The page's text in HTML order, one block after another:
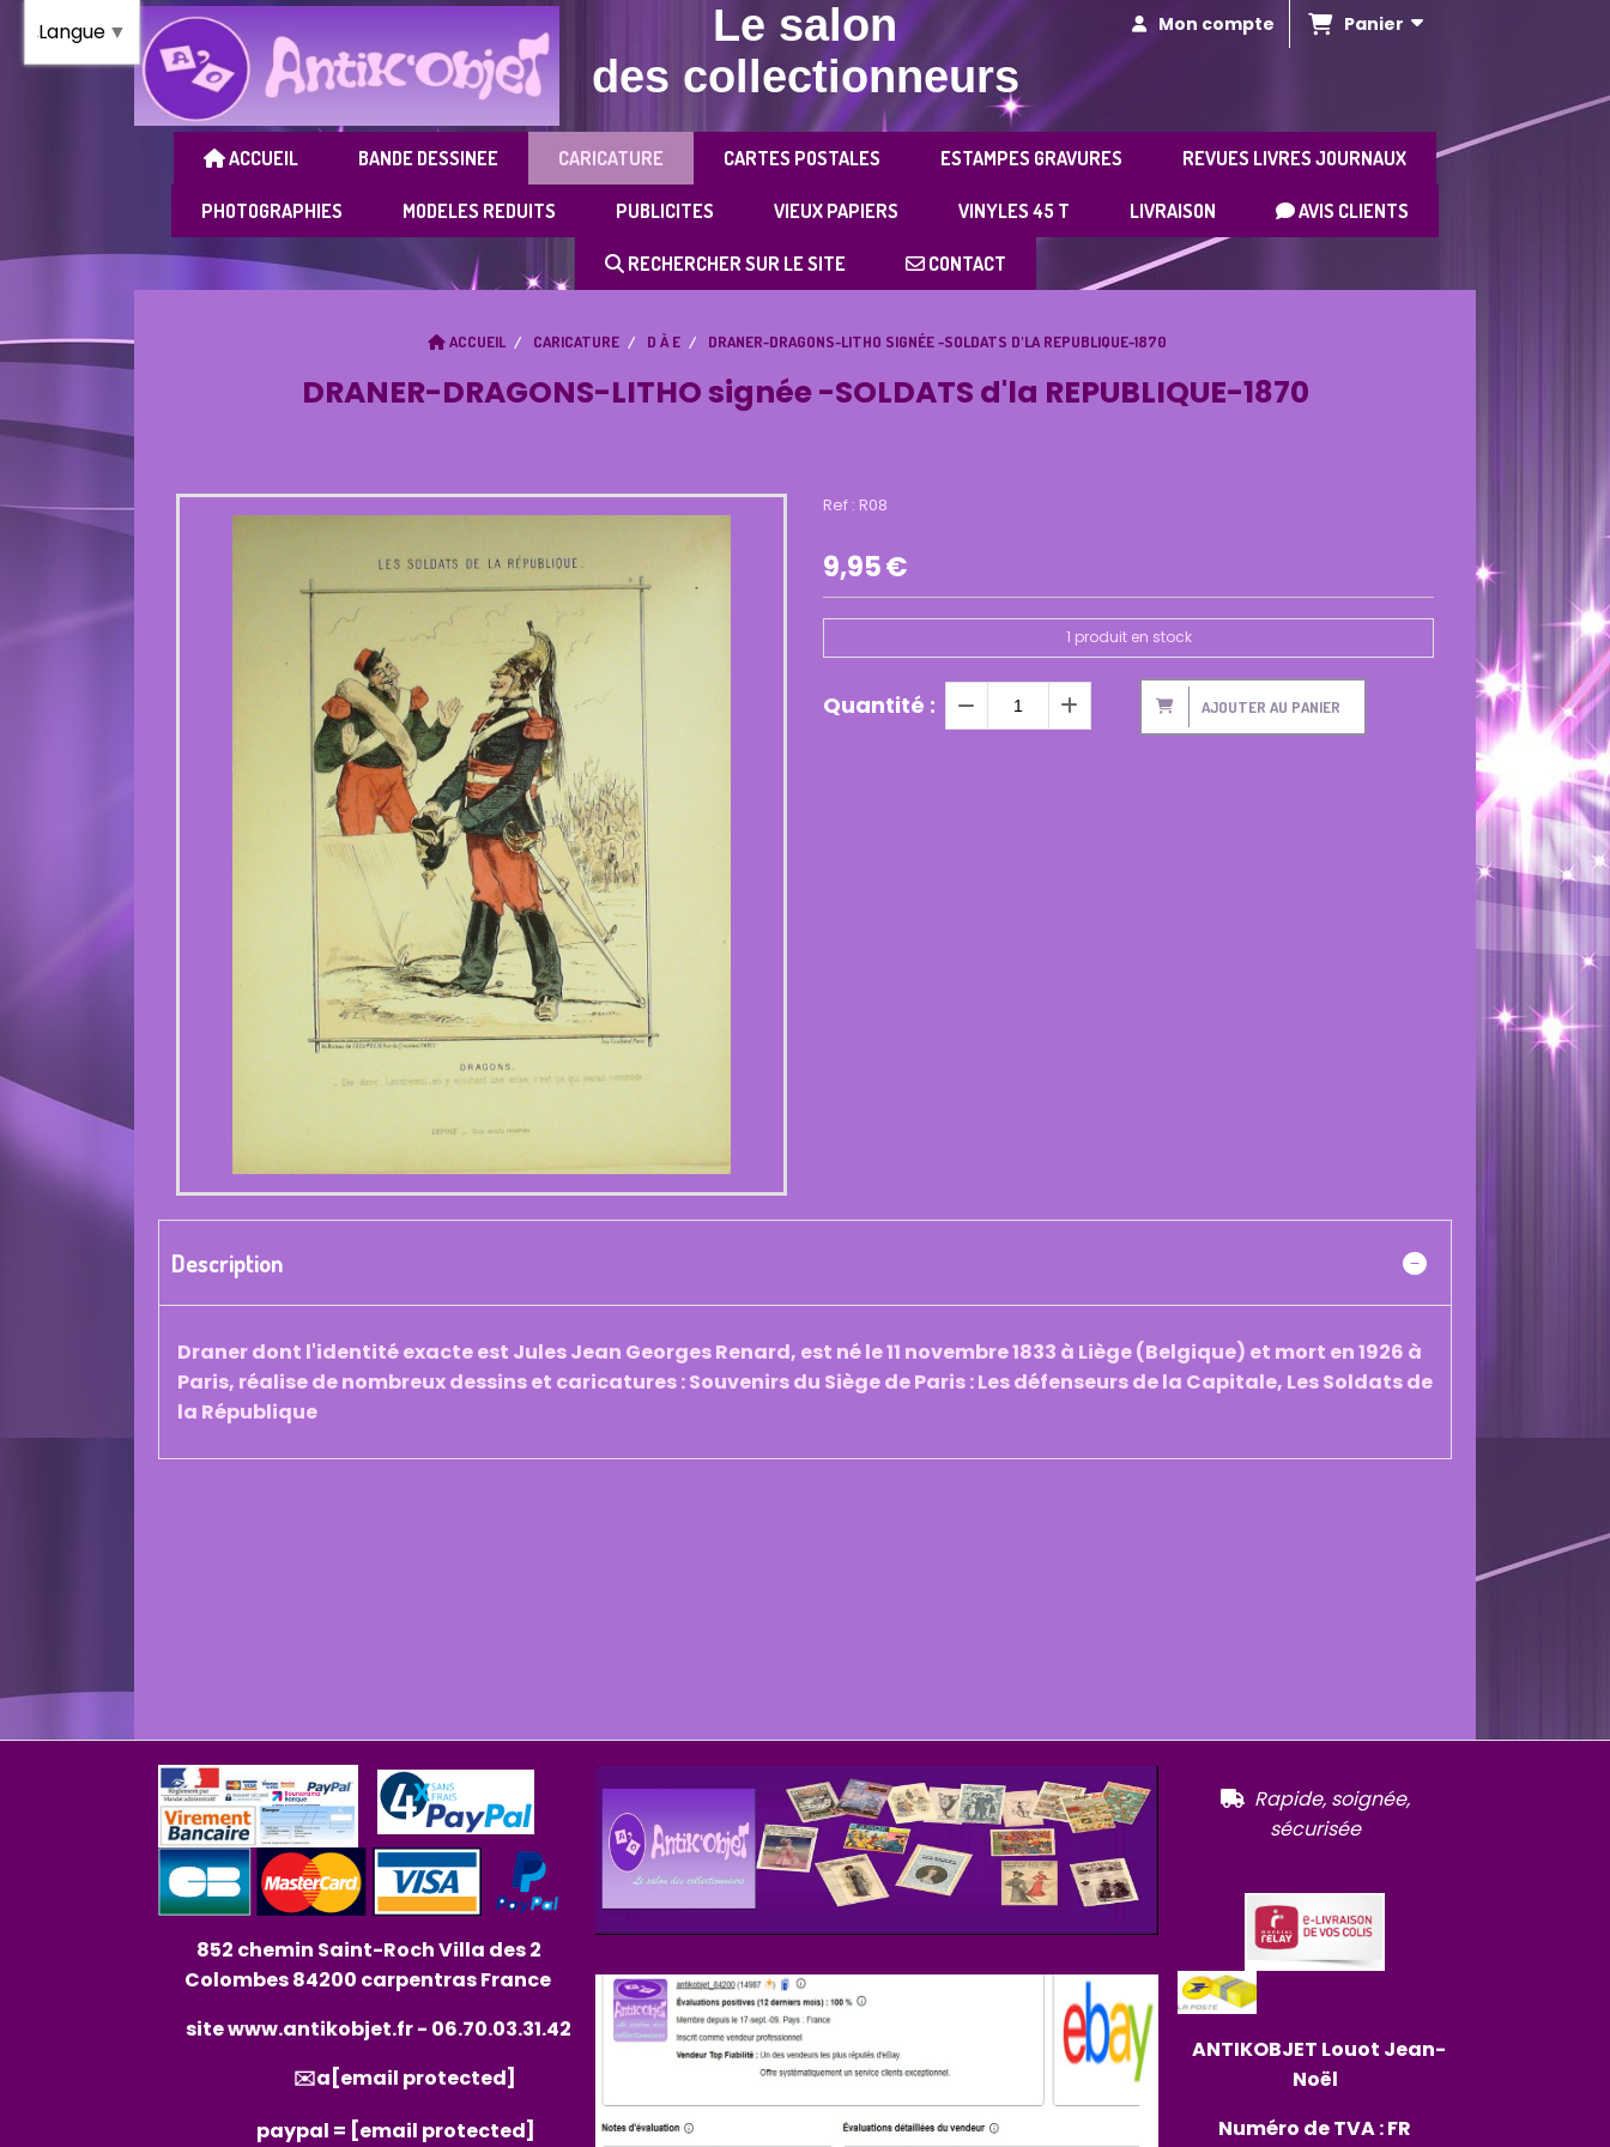
Le salon
des collectionneurs
Mon compte Panier
ACCUEIL BANDE DESSINEE CARICATURE CARTES POSTALES ESTAMPES GRAVURES REVUES LIVRES JOURNAUX
PHOTOGRAPHIES MODELES REDUITS PUBLICITES VIEUX PAPIERS VINYLES 45 T LIVRAISON AVIS CLIENTS
RECHERCHER SUR LE SITE CONTACT
ACCUEIL CARICATURE D À E DRANER-DRAGONS-LITHO SIGNÉE -SOLDATS D'LA REPUBLIQUE-1870
DRANER-DRAGONS-LITHO signée -SOLDATS d'la REPUBLIQUE-1870
Ref : R08
9,95€
1 produit en stock
Quantité : AJOUTER AU PANIER
Description
Draner dont l'identité exacte est Jules Jean Georges Renard, est né le 11 novembre 1833 à Liège (Belgique) et mort en 1926 à
Paris, réalise de nombreux dessins et caricatures : Souvenirs du Siège de Paris : Les défenseurs de la Capitale, Les Soldats de
la République
852 chemin Saint-Roch Villa des 2
Colombes 84200 carpentras France
sitewww.antikobjet.fr- 06.70.03.31.42
✉️a [email protected]
paypal = [email protected]
 Rapide, soignée,
sécurisée
ANTIKOBJET Louot Jean-
Noël
Numéro de TVA : FR
Langue ▼
Panneau de gestion des cookies